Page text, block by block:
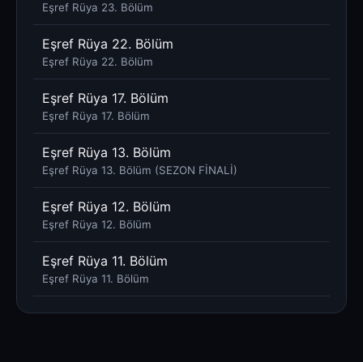
Eşref Rüya 23. Bölüm
Eşref Rüya 22. Bölüm
Eşref Rüya 22. Bölüm
Eşref Rüya 17. Bölüm
Eşref Rüya 17. Bölüm
Eşref Rüya 13. Bölüm
Eşref Rüya 13. Bölüm (SEZON FİNALİ)
Eşref Rüya 12. Bölüm
Eşref Rüya 12. Bölüm
Eşref Rüya 11. Bölüm
Eşref Rüya 11. Bölüm